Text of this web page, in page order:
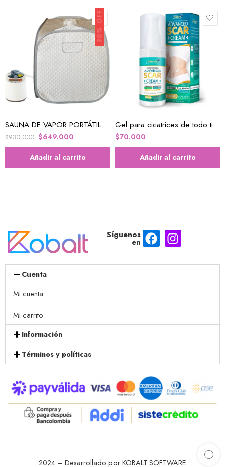
30% OFF
SAUNA DE VAPOR PORTÁTIL PERSONAL PARA SPA EN CASA CON VAPORIZADOR
$930.000 $649.000
Añadir al carrito
Gel para cicatrices de todo tipo
$70.000
Añadir al carrito
Síguenos
en
Cuenta
Mi cuenta
Mi carrito
Información
Términos y políticas
2024 – Desarrollado por KOBALT SOFTWARE